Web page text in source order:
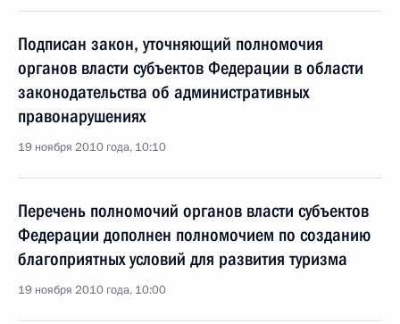
Подписан закон, уточняющий полномочия
органов власти субъектов Федерации в области
законодательства об административных
правонарушениях
19 ноября 2010 года, 10:10
Перечень полномочий органов власти субъектов
Федерации дополнен полномочием по созданию
благоприятных условий для развития туризма
19 ноября 2010 года, 10:00